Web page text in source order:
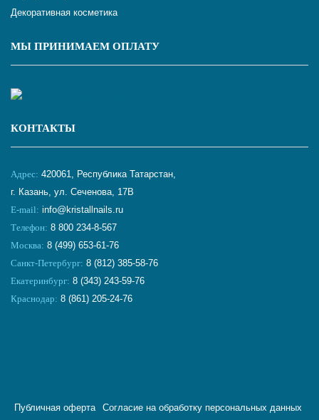
Декоративная косметика
МЫ ПРИНИМАЕМ ОПЛАТУ
КОНТАКТЫ
Адрес: 420061, Республика Татарстан,
г. Казань, ул. Сеченова, 17В
E-mail: info@kristallnails.ru
Телефон: 8 800 234-8-567
Москва: 8 (499) 653-61-76
Санкт-Петербург: 8 (812) 385-58-76
Екатеринбург: 8 (343) 243-59-76
Краснодар: 8 (861) 205-24-76
Публичная оферта Согласие на обработку персональных данных